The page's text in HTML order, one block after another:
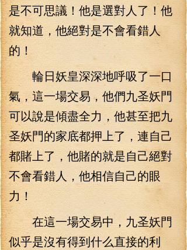
是不可思議！他是選對人了！他
就知道，他絕對是不會看錯人
的！
輪日妖皇深深地呼吸了一口
氣，這一場交易，他們九圣妖門
可以說是傾盡全力，他甚至把九
圣妖門的家底都押上了，連自己
都賭上了，他賭的就是自己絕對
不會看錯人，他相信自己的眼
力！
在這一場交易中，九圣妖門
似乎是沒有得到什么直接的利